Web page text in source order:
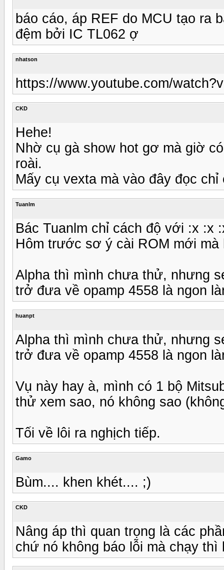
báo cáo, áp REF do MCU tạo ra
đệm bởi IC TL062 ợ
nhatson
https://www.youtube.com/
CKD
Hehe!
Nhờ cụ gà show hot gơ mà giờ
roài.
Mấy cụ vexta mà vào đây đọc
Tuanlm
Bác Tuanlm chỉ cách độ với :x :x
Hôm trước sơ ý cài ROM mới mà
Alpha thì mình chưa thử, nhưng
trở đưa về opamp 4558 là ngon
huanpt
Alpha thì mình chưa thử, nhưng
trở đưa về opamp 4558 là ngon
Vụ này hay à, mình có 1 bộ
thử xem sao, nó không sao
Tối về lôi ra nghịch tiếp.
Gamo
Bùm.... khen khét.... ;)
CKD
Nâng áp thì quan trọng là các
chứ nó không báo lỗi mà chạy